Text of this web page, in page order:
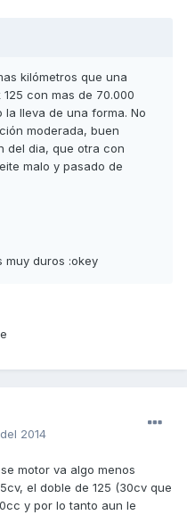
kilómetros que una
con mas de 70.000
lleva de una forma. No
moderada, buen
del dia, que otra con
malo y pasado de
muy duros :okey
2014
motor va algo menos
el doble de 125 (30cv que
y por lo tanto aun le